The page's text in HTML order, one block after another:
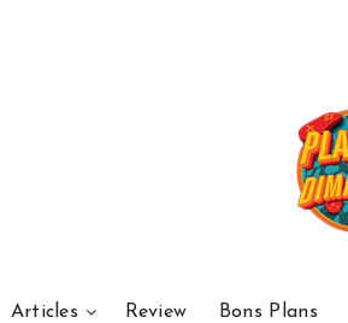
Articles Review Bons Plans